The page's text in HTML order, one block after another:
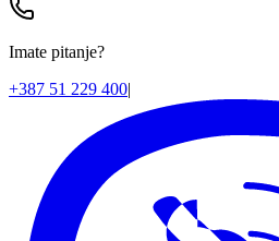
Imate pitanje?
+387 51 229 400|